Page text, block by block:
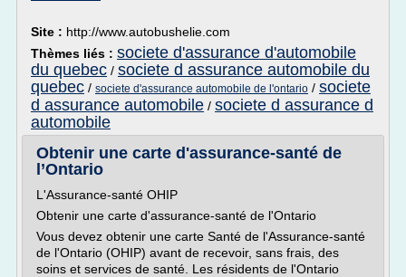
Site : http://www.autobushelie.com
Thèmes liés : societe d'assurance d'automobile
du quebec / societe d assurance automobile du
quebec / societe d'assurance automobile de l'ontario / societe
d assurance automobile / societe d assurance d
automobile
Obtenir une carte d'assurance-santé de
l’Ontario
L'Assurance-santé OHIP
Obtenir une carte d'assurance-santé de l'Ontario
Vous devez obtenir une carte Santé de l'Assurance-santé
de l'Ontario (OHIP) avant de recevoir, sans frais, des
soins et services de santé. Les résidents de l'Ontario